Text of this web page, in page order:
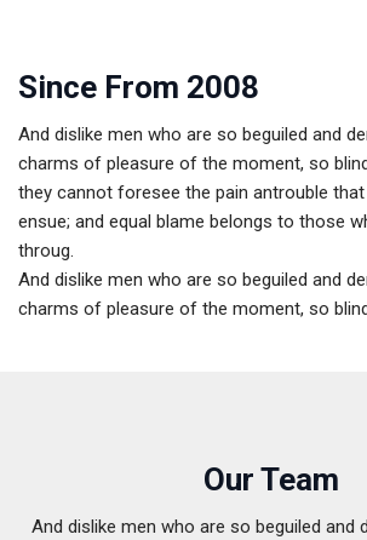
Since From 2008
And dislike men who are so beguiled and
charms of pleasure of the moment, so
they cannot foresee the pain antrouble
ensue; and equal blame belongs to those
throug.
And dislike men who are so beguiled and
charms of pleasure of the moment, so
Our Team
And dislike men who are so beguiled and